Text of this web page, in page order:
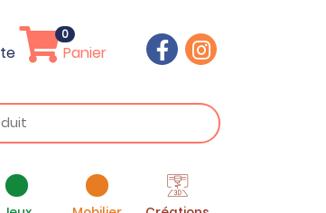
Panier
0